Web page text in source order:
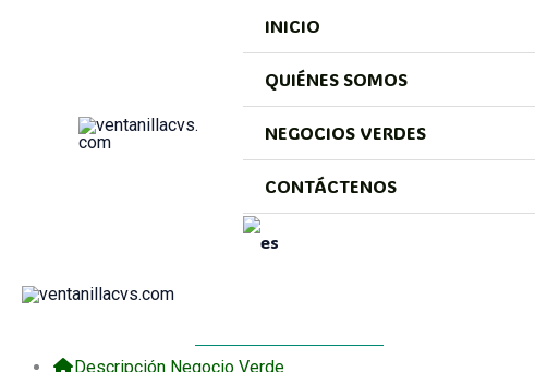
INICIO
QUIÉNES SOMOS
NEGOCIOS VERDES
CONTÁCTENOS
Mateo Mejia/mayo 11, 2026
Anterior Siguiente
Descripción Negocio Verde